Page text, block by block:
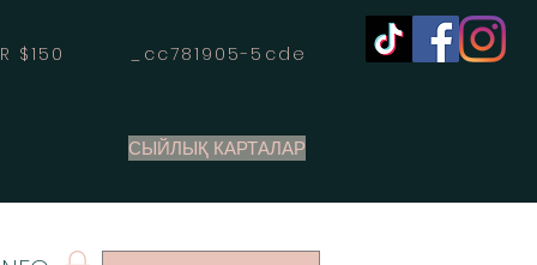
$150 _cc781905-5cde
СЫЙЛЫҚ КАРТАЛАР